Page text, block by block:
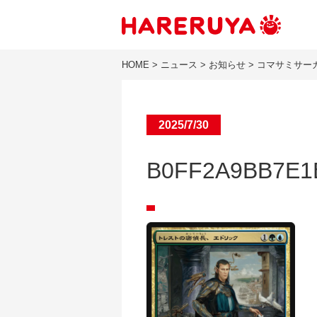
HOME > ニュース > お知らせ > コマサミサー
2025/7/30